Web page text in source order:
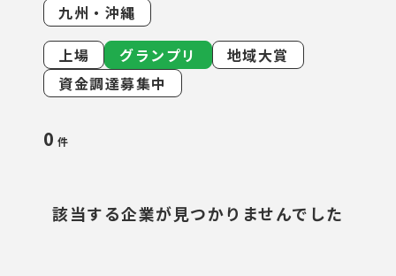
九州・沖縄
上場
グランプリ
地域大賞
資金調達募集中
0 件
該当する企業が見つかりませんでした